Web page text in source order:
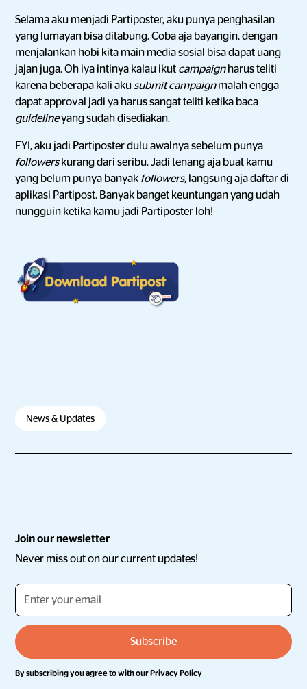
Selama aku menjadi Partiposter, aku punya penghasilan
yang lumayan bisa ditabung. Coba aja bayangin, dengan
menjalankan hobi kita main media sosial bisa dapat uang
jajan juga. Oh iya intinya kalau ikut campaign harus teliti
karena beberapa kali aku submit campaignmalah engga
dapat approval jadi ya harus sangat teliti ketika baca
guidelineyang sudah disediakan.
FYI, aku jadi Partiposter dulu awalnya sebelum punya
followers kurang dari seribu. Jadi tenang aja buat kamu
yang belum punya banyak followers, langsung aja daftar di
aplikasi Partipost. Banyak banget keuntungan yang udah
nungguin ketika kamu jadi Partiposter loh!
News & Updates
Join our newsletter
Never miss out on our current updates!
By subscribing you agree to with ourPrivacy Policy